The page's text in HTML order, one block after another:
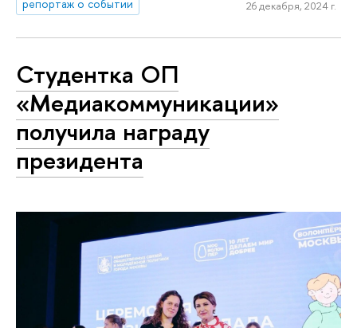
репортаж о событии
26 декабря, 2024 г.
Студентка ОП
«Медиакоммуникации»
получила награду
президента